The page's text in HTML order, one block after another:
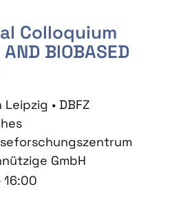
Colloquium
AND BIOBASED
Leipzig • DBFZ
GmbH
16:00